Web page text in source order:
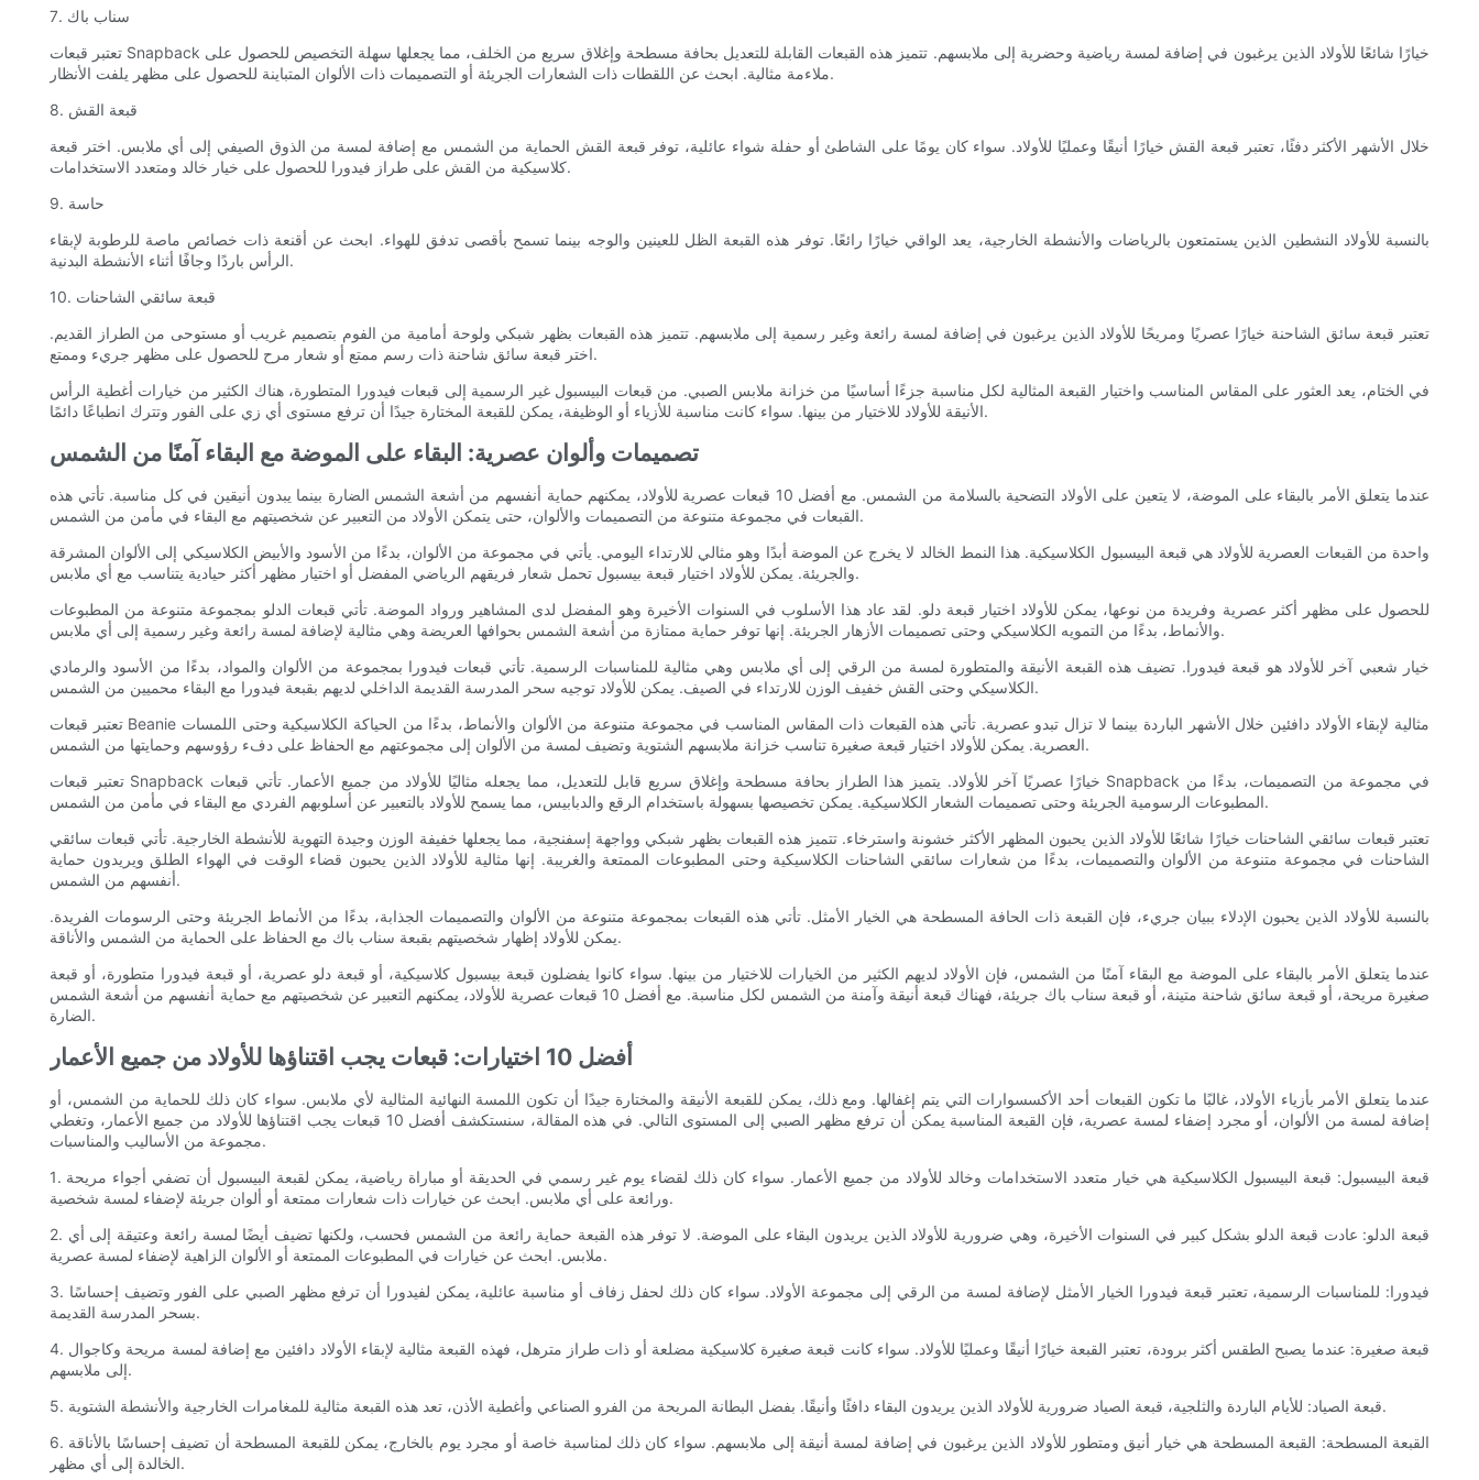
7. سناب باك
تعتبر قبعات Snapback خيارًا شائعًا للأولاد الذين يرغبون في إضافة لمسة رياضية وحضرية إلى ملابسهم. تتميز هذه القبعات القابلة للتعديل بحافة مسطحة وإغلاق سريع من الخلف، مما يجعلها سهلة التخصيص للحصول على
ملاءمة مثالية. ابحث عن اللقطات ذات الشعارات الجريئة أو التصميمات ذات الألوان المتباينة للحصول على مظهر يلفت الأنظار.
8. قبعة القش
خلال الأشهر الأكثر دفئًا، تعتبر قبعة القش خيارًا أنيقًا وعمليًا للأولاد. سواء كان يومًا على الشاطئ أو حفلة شواء عائلية، توفر قبعة القش الحماية من الشمس مع إضافة لمسة من الذوق الصيفي إلى أي ملابس. اختر قبعة
كلاسيكية من القش على طراز فيدورا للحصول على خيار خالد ومتعدد الاستخدامات.
9. حاسة
بالنسبة للأولاد النشطين الذين يستمتعون بالرياضات والأنشطة الخارجية، يعد الواقي خيارًا رائعًا. توفر هذه القبعة الظل للعينين والوجه بينما تسمح بأقصى تدفق للهواء. ابحث عن أقنعة ذات خصائص ماصة للرطوبة لإبقاء
الرأس باردًا وجافًا أثناء الأنشطة البدنية.
10. قبعة سائقي الشاحنات
تعتبر قبعة سائق الشاحنة خيارًا عصريًا ومريحًا للأولاد الذين يرغبون في إضافة لمسة رائعة وغير رسمية إلى ملابسهم. تتميز هذه القبعات بظهر شبكي ولوحة أمامية من الفوم بتصميم غريب أو مستوحى من الطراز القديم.
اختر قبعة سائق شاحنة ذات رسم ممتع أو شعار مرح للحصول على مظهر جريء وممتع.
في الختام، يعد العثور على المقاس المناسب واختيار القبعة المثالية لكل مناسبة جزءًا أساسيًا من خزانة ملابس الصبي. من قبعات البيسبول غير الرسمية إلى قبعات فيدورا المتطورة، هناك الكثير من خيارات أغطية الرأس
الأنيقة للأولاد للاختيار من بينها. سواء كانت مناسبة للأزياء أو الوظيفة، يمكن للقبعة المختارة جيدًا أن ترفع مستوى أي زي على الفور وتترك انطباعًا دائمًا.
تصميمات وألوان عصرية: البقاء على الموضة مع البقاء آمنًا من الشمس
عندما يتعلق الأمر بالبقاء على الموضة، لا يتعين على الأولاد التضحية بالسلامة من الشمس. مع أفضل 10 قبعات عصرية للأولاد، يمكنهم حماية أنفسهم من أشعة الشمس الضارة بينما يبدون أنيقين في كل مناسبة. تأتي هذه
القبعات في مجموعة متنوعة من التصميمات والألوان، حتى يتمكن الأولاد من التعبير عن شخصيتهم مع البقاء في مأمن من الشمس.
واحدة من القبعات العصرية للأولاد هي قبعة البيسبول الكلاسيكية. هذا النمط الخالد لا يخرج عن الموضة أبدًا وهو مثالي للارتداء اليومي. يأتي في مجموعة من الألوان، بدءًا من الأسود والأبيض الكلاسيكي إلى الألوان المشرقة
والجريئة. يمكن للأولاد اختيار قبعة بيسبول تحمل شعار فريقهم الرياضي المفضل أو اختيار مظهر أكثر حيادية يتناسب مع أي ملابس.
للحصول على مظهر أكثر عصرية وفريدة من نوعها، يمكن للأولاد اختيار قبعة دلو. لقد عاد هذا الأسلوب في السنوات الأخيرة وهو المفضل لدى المشاهير ورواد الموضة. تأتي قبعات الدلو بمجموعة متنوعة من المطبوعات
والأنماط، بدءًا من التمويه الكلاسيكي وحتى تصميمات الأزهار الجريئة. إنها توفر حماية ممتازة من أشعة الشمس بحوافها العريضة وهي مثالية لإضافة لمسة رائعة وغير رسمية إلى أي ملابس.
خيار شعبي آخر للأولاد هو قبعة فيدورا. تضيف هذه القبعة الأنيقة والمتطورة لمسة من الرقي إلى أي ملابس وهي مثالية للمناسبات الرسمية. تأتي قبعات فيدورا بمجموعة من الألوان والمواد، بدءًا من الأسود والرمادي
الكلاسيكي وحتى القش خفيف الوزن للارتداء في الصيف. يمكن للأولاد توجيه سحر المدرسة القديمة الداخلي لديهم بقبعة فيدورا مع البقاء محميين من الشمس.
تعتبر قبعات Beanie مثالية لإبقاء الأولاد دافئين خلال الأشهر الباردة بينما لا تزال تبدو عصرية. تأتي هذه القبعات ذات المقاس المناسب في مجموعة متنوعة من الألوان والأنماط، بدءًا من الحياكة الكلاسيكية وحتى اللمسات
العصرية. يمكن للأولاد اختيار قبعة صغيرة تناسب خزانة ملابسهم الشتوية وتضيف لمسة من الألوان إلى مجموعتهم مع الحفاظ على دفء رؤوسهم وحمايتها من الشمس.
تعتبر قبعات Snapback خيارًا عصريًا آخر للأولاد. يتميز هذا الطراز بحافة مسطحة وإغلاق سريع قابل للتعديل، مما يجعله مثاليًا للأولاد من جميع الأعمار. تأتي قبعات Snapback في مجموعة من التصميمات، بدءًا من
المطبوعات الرسومية الجريئة وحتى تصميمات الشعار الكلاسيكية. يمكن تخصيصها بسهولة باستخدام الرقع والدبابيس، مما يسمح للأولاد بالتعبير عن أسلوبهم الفردي مع البقاء في مأمن من الشمس.
تعتبر قبعات سائقي الشاحنات خيارًا شائعًا للأولاد الذين يحبون المظهر الأكثر خشونة واسترخاء. تتميز هذه القبعات بظهر شبكي وواجهة إسفنجية، مما يجعلها خفيفة الوزن وجيدة التهوية للأنشطة الخارجية. تأتي قبعات سائقي
الشاحنات في مجموعة متنوعة من الألوان والتصميمات، بدءًا من شعارات سائقي الشاحنات الكلاسيكية وحتى المطبوعات الممتعة والغريبة. إنها مثالية للأولاد الذين يحبون قضاء الوقت في الهواء الطلق ويريدون حماية
أنفسهم من الشمس.
بالنسبة للأولاد الذين يحبون الإدلاء ببيان جريء، فإن القبعة ذات الحافة المسطحة هي الخيار الأمثل. تأتي هذه القبعات بمجموعة متنوعة من الألوان والتصميمات الجذابة، بدءًا من الأنماط الجريئة وحتى الرسومات الفريدة.
يمكن للأولاد إظهار شخصيتهم بقبعة سناب باك مع الحفاظ على الحماية من الشمس والأناقة.
عندما يتعلق الأمر بالبقاء على الموضة مع البقاء آمنًا من الشمس، فإن الأولاد لديهم الكثير من الخيارات للاختيار من بينها. سواء كانوا يفضلون قبعة بيسبول كلاسيكية، أو قبعة دلو عصرية، أو قبعة فيدورا متطورة، أو قبعة
صغيرة مريحة، أو قبعة سائق شاحنة متينة، أو قبعة سناب باك جريئة، فهناك قبعة أنيقة وآمنة من الشمس لكل مناسبة. مع أفضل 10 قبعات عصرية للأولاد، يمكنهم التعبير عن شخصيتهم مع حماية أنفسهم من أشعة الشمس
الضارة.
أفضل 10 اختيارات: قبعات يجب اقتناؤها للأولاد من جميع الأعمار
عندما يتعلق الأمر بأزياء الأولاد، غالبًا ما تكون القبعات أحد الأكسسوارات التي يتم إغفالها. ومع ذلك، يمكن للقبعة الأنيقة والمختارة جيدًا أن تكون اللمسة النهائية المثالية لأي ملابس. سواء كان ذلك للحماية من الشمس، أو
إضافة لمسة من الألوان، أو مجرد إضفاء لمسة عصرية، فإن القبعة المناسبة يمكن أن ترفع مظهر الصبي إلى المستوى التالي. في هذه المقالة، سنستكشف أفضل 10 قبعات يجب اقتناؤها للأولاد من جميع الأعمار، وتغطي
مجموعة من الأساليب والمناسبات.
1. قبعة البيسبول: قبعة البيسبول الكلاسيكية هي خيار متعدد الاستخدامات وخالد للأولاد من جميع الأعمار. سواء كان ذلك لقضاء يوم غير رسمي في الحديقة أو مباراة رياضية، يمكن لقبعة البيسبول أن تضفي أجواء مريحة
ورائعة على أي ملابس. ابحث عن خيارات ذات شعارات ممتعة أو ألوان جريئة لإضفاء لمسة شخصية.
2. قبعة الدلو: عادت قبعة الدلو بشكل كبير في السنوات الأخيرة، وهي ضرورية للأولاد الذين يريدون البقاء على الموضة. لا توفر هذه القبعة حماية رائعة من الشمس فحسب، ولكنها تضيف أيضًا لمسة رائعة وعتيقة إلى أي
ملابس. ابحث عن خيارات في المطبوعات الممتعة أو الألوان الزاهية لإضفاء لمسة عصرية.
3. فيدورا: للمناسبات الرسمية، تعتبر قبعة فيدورا الخيار الأمثل لإضافة لمسة من الرقي إلى مجموعة الأولاد. سواء كان ذلك لحفل زفاف أو مناسبة عائلية، يمكن لفيدورا أن ترفع مظهر الصبي على الفور وتضيف إحساسًا
بسحر المدرسة القديمة.
4. قبعة صغيرة: عندما يصبح الطقس أكثر برودة، تعتبر القبعة خيارًا أنيقًا وعمليًا للأولاد. سواء كانت قبعة صغيرة كلاسيكية مضلعة أو ذات طراز مترهل، فهذه القبعة مثالية لإبقاء الأولاد دافئين مع إضافة لمسة مريحة وكاجوال
إلى ملابسهم.
5. قبعة الصياد: للأيام الباردة والثلجية، قبعة الصياد ضرورية للأولاد الذين يريدون البقاء دافئًا وأنيقًا. بفضل البطانة المريحة من الفرو الصناعي وأغطية الأذن، تعد هذه القبعة مثالية للمغامرات الخارجية والأنشطة الشتوية.
6. القبعة المسطحة: القبعة المسطحة هي خيار أنيق ومتطور للأولاد الذين يرغبون في إضافة لمسة أنيقة إلى ملابسهم. سواء كان ذلك لمناسبة خاصة أو مجرد يوم بالخارج، يمكن للقبعة المسطحة أن تضيف إحساسًا بالأناقة
الخالدة إلى أي مظهر.